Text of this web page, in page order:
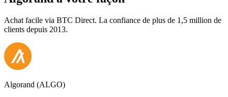
Achat facile via BTC Direct. La confiance de plus de 1,5 million de
clients depuis 2013.
Algorand (ALGO)